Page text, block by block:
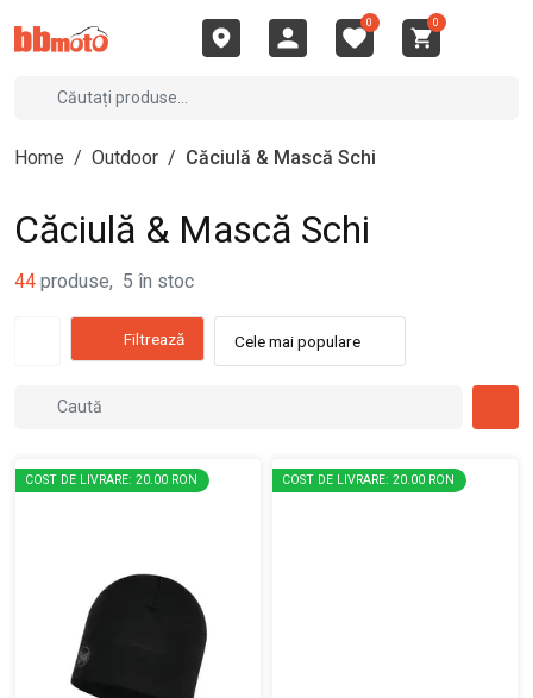
0 0
Home / Outdoor / Căciulă & Mască Schi
Căciulă & Mască Schi
44 produse, 5 în stoc
Filtrează Cele mai populare
COST DE LIVRARE: 20.00 RON COST DE LIVRARE: 20.00 RON